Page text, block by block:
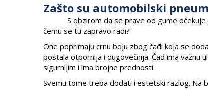
Zašto su automobilski
S obzirom da se prave od gume očekuje
čemu se tu zapravo radi?
One poprimaju crnu boju zbog čađi koja se
postala otpornija i dugovečnija. Čađ ima važnu
sigurnijim i ima brojne prednosti.
Svemu tome treba dodati i estetski razlog. Na